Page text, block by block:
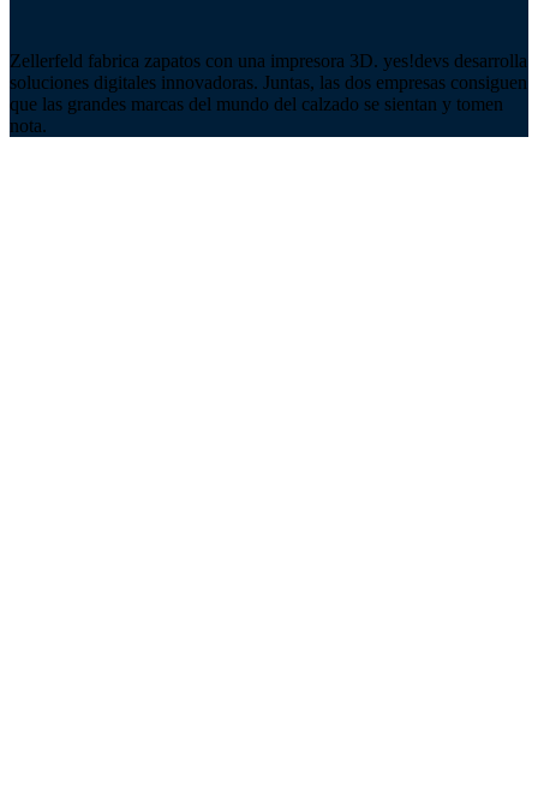
Zellerfeld fabrica zapatos con una impresora 3D. yes!devs desarrolla
soluciones digitales innovadoras. Juntas, las dos empresas consiguen
que las grandes marcas del mundo del calzado se sientan y tomen
nota.